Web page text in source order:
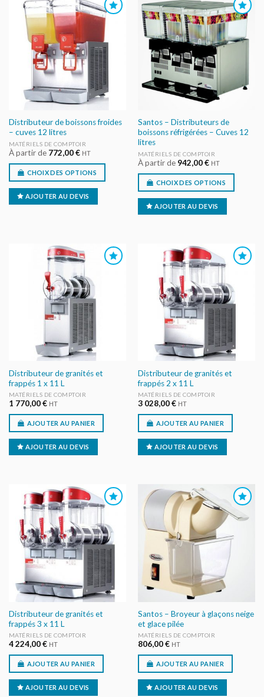
AJOUTER
AU DEVIS
Distributeur de boissons froides
– cuves 12 litres
MATÉRIELS DE COMPTOIR
À partir de 772,00€ HT
CHOIX DES OPTIONS
AJOUTER AU DEVIS
AJOUTER
AU DEVIS
Santos – Distributeurs de
boissons réfrigérées – Cuves 12
litres
MATÉRIELS DE COMPTOIR
À partir de 942,00€ HT
CHOIX DES OPTIONS
AJOUTER AU DEVIS
AU DEVIS
Distributeur de granités et
frappés 1 x 11 L
MATÉRIELS DE COMPTOIR
1 770,00€ HT
AJOUTER AU PANIER
AJOUTER AU DEVIS
AU DEVIS
Distributeur de granités et
frappés 2 x 11 L
MATÉRIELS DE COMPTOIR
3 028,00€ HT
AJOUTER AU PANIER
AJOUTER AU DEVIS
AJOUTER
AU DEVIS
Distributeur de granités et
frappés 3 x 11 L
MATÉRIELS DE COMPTOIR
4 224,00€ HT
AJOUTER AU PANIER
AJOUTER AU DEVIS
AJOUTER
AU DEVIS
Santos – Broyeur à glaçons neige
et glace pilée
MATÉRIELS DE COMPTOIR
806,00€ HT
AJOUTER AU PANIER
AJOUTER AU DEVIS